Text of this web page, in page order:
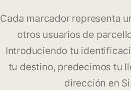
Cada marcador representa
otros usuarios de
Introduciendo tu
tu destino, predecimos tu
dirección en